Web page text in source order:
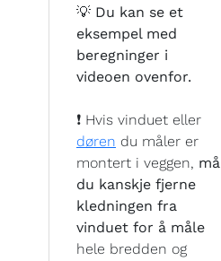
💡 Du kan se et
eksempel med
beregninger i
videoen ovenfor.
❗ Hvis vinduet eller
døren du måler er
montert i veggen, må
du kanskje fjerne
kledningen fra
vinduet for å måle
hele bredden og